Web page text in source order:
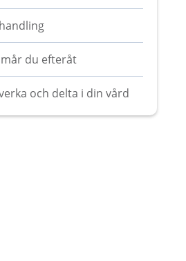
mår du efteråt
och delta i din vård